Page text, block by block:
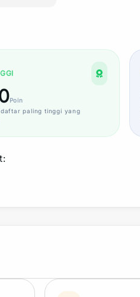
Poin
paling tinggi yang